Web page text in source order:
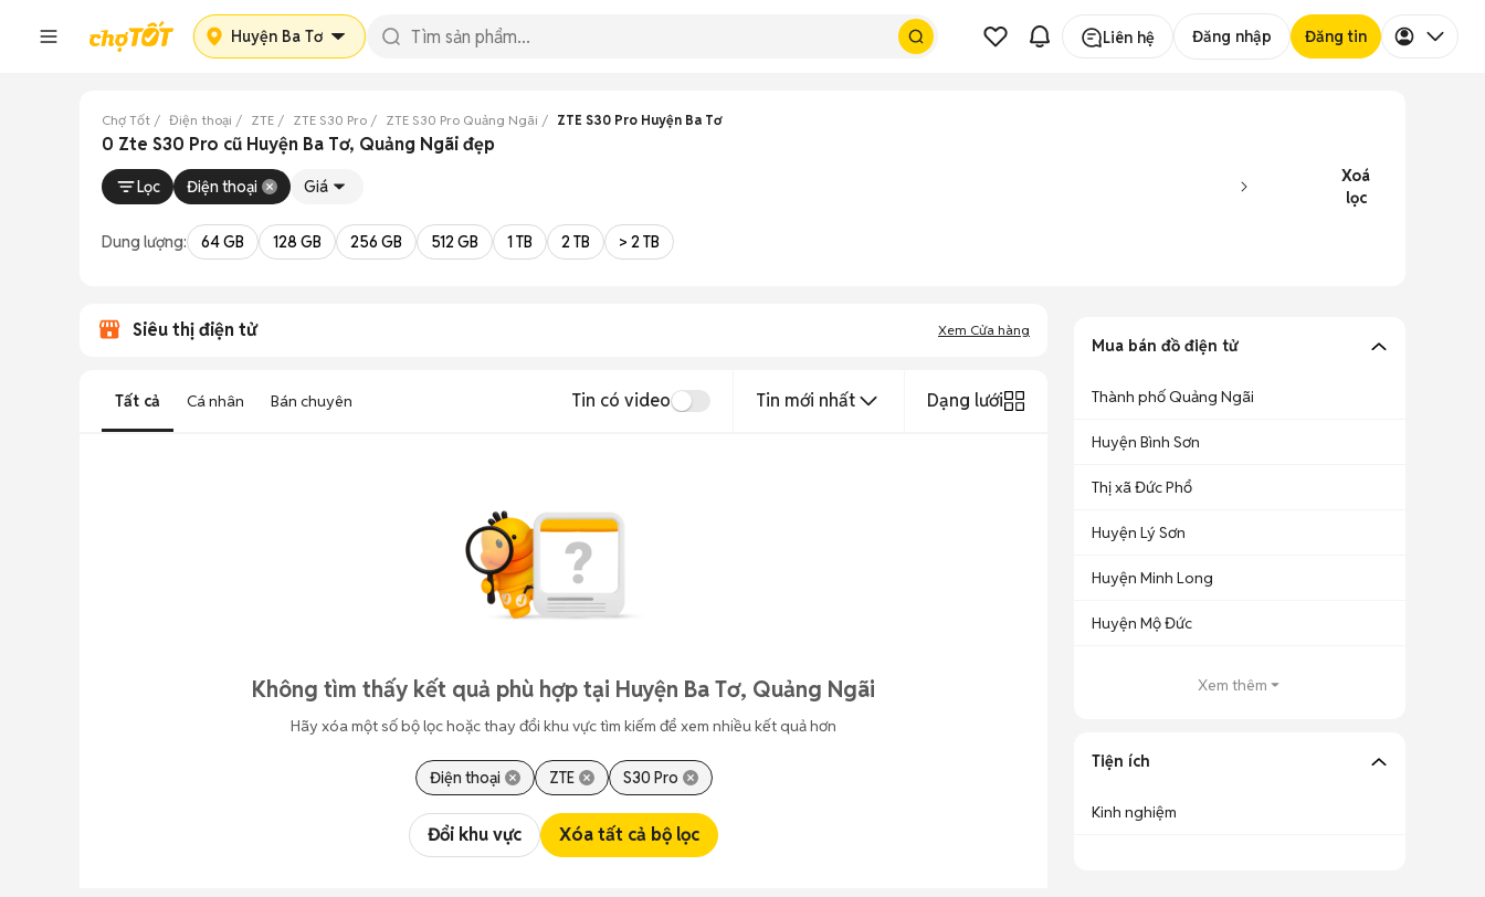
Huyện Ba Tơ Liên hệ Đăng nhập Đăng tin
Chợ Tốt Điện thoại ZTE ZTE S30 Pro ZTE S30 Pro Quảng Ngãi ZTE S30 Pro Huyện Ba Tơ
0 Zte S30 Pro cũ Huyện Ba Tơ, Quảng Ngãi đẹp
Lọc Điện thoại Giá
Xoá
lọc
Dung lượng: 64 GB 128 GB 256 GB 512 GB 1 TB 2 TB > 2 TB
Siêu thị điện tử Xem Cửa hàng
Tất cả Cá nhân Bán chuyên Tin có video Tin mới nhất Dạng lưới
Không tìm thấy kết quả phù hợp tại Huyện Ba Tơ, Quảng Ngãi
Hãy xóa một số bộ lọc hoặc thay đổi khu vực tìm kiếm để xem nhiều kết quả hơn
Điện thoại ZTE S30 Pro
Đổi khu vực Xóa tất cả bộ lọc
Mua bán đồ điện tử
Thành phố Quảng Ngãi
Huyện Bình Sơn
Thị xã Đức Phổ
Huyện Lý Sơn
Huyện Minh Long
Huyện Mộ Đức
Xem thêm
Tiện ích
Kinh nghiệm